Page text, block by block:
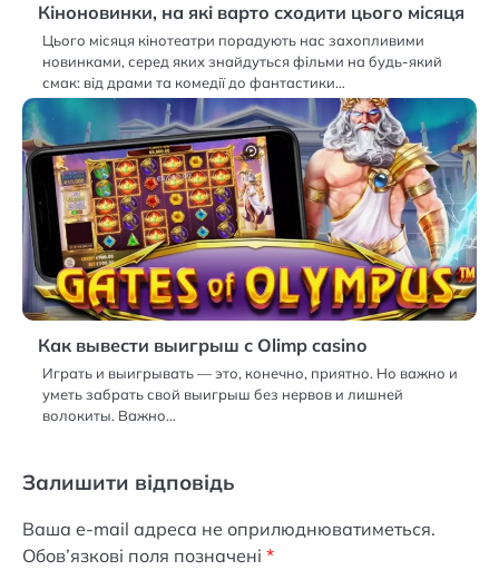
Кіноновинки, на які варто сходити цього місяця
Цього місяця кінотеатри порадують нас захопливими
новинками, серед яких знайдуться фільми на будь-який
смак: від драми та комедії до фантастики…
Как вывести выигрыш с Olimp casino
Играть и выигрывать — это, конечно, приятно. Но важно и
уметь забрать свой выигрыш без нервов и лишней
волокиты. Важно…
Залишити відповідь
Ваша e-mail адреса не оприлюднюватиметься.
Обов’язкові поля позначені *